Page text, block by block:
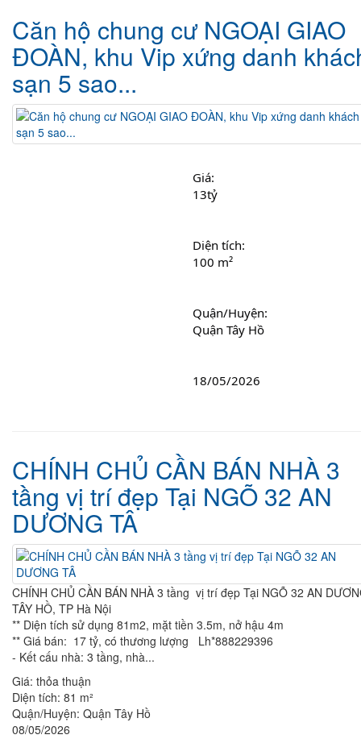
Căn hộ chung cư NGOẠI GIAO
ĐOÀN, khu Vip xứng danh
sạn 5 sao...
Giá:
13tỷ
Diện tích:
100 m²
Quận/Huyện:
Quận Tây Hồ
18/05/2026
CHÍNH CHỦ CẦN BÁN NHÀ 3
tầng vị trí đẹp Tại NGÕ 32 AN
DƯƠNG TÂ
CHÍNH CHỦ CẦN BÁN NHÀ 3 tầng vị trí đẹp Tại NGÕ 32 AN
TÂY HỒ, TP Hà Nội
** Diện tích sử dụng 81m2, mặt tiền 3.5m, nở hậu 4m
** Giá bán: 17 tỷ, có thương lượng Lh*888229396
- Kết cấu nhà: 3 tầng, nhà...
Giá: thỏa thuận
Diện tích: 81 m²
Quận/Huyện: Quận Tây Hồ
08/05/2026